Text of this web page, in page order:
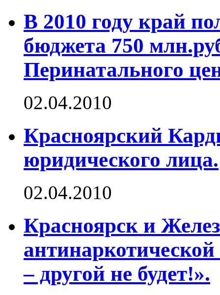
В 2010 году край
бюджета 750
Перинатального
02.04.2010
Красноярский
юридического лица.
02.04.2010
Красноярск и
– другой не будет!».